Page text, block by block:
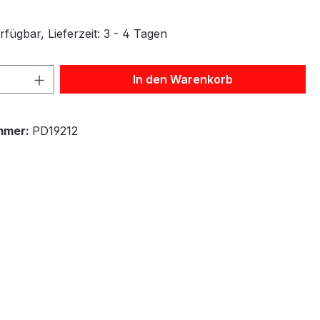
Lieferzeit: 3 - 4 Tagen
Anzahl: Gib den gewünschten Wert
In den Warenkorb
PD19212